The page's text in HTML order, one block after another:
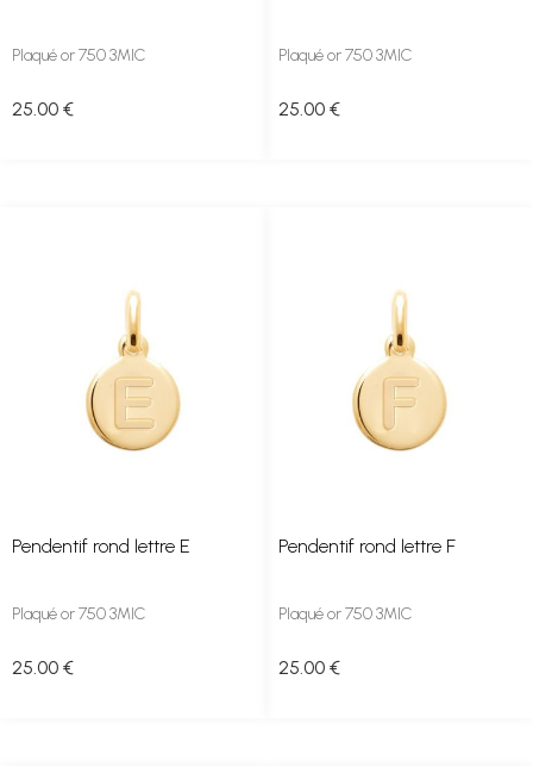
Plaqué or 750 3MIC
25 .00 €
Plaqué or 750 3MIC
25 .00 €
Pendentif rond lettre E
Plaqué or 750 3MIC
25 .00 €
Pendentif rond lettre F
Plaqué or 750 3MIC
25 .00 €